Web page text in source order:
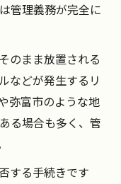
管理義務が完全に
のまま放置される
などが発生するリ
弥富市のような地
る場合も多く、管
する手続きです